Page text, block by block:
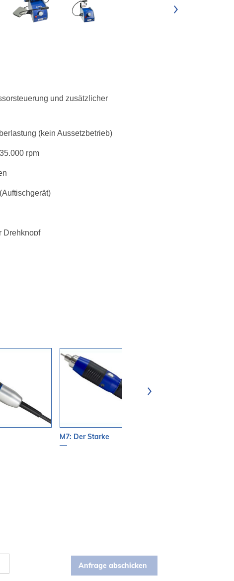
und zusätzlicher
(kein Aussetzbetrieb)
rpm
Drehknopf
M7: Der Starke